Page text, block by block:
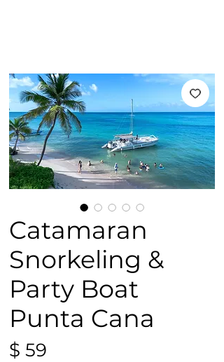
Catamaran
Snorkeling &
Party Boat
Punta Cana
$ 59